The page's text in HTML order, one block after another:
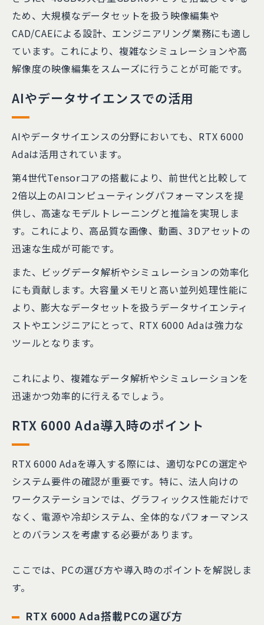
ため、大規模なデータセットを扱う映像編集や
CAD/CAEによる設計、エンジニアリング業務にも適し
ています。これにより、複雑なシミュレーションや高
解像度の映像編集をスムーズに行うことが可能です。
AIやデータサイエンスでの活用
AIやデータサイエンスの分野においても、RTX 6000
Adaは活用されています。
第4世代Tensorコアの搭載により、前世代と比較して
2倍以上のAIコンピューティングパフォーマンスを提
供し、高速なモデルトレーニングと推論を実現しま
す。これにより、高品質な画像、動画、3Dアセットの
迅速な生成が可能です。
また、ビッグデータ解析やシミュレーションの効率化
にも貢献します。大容量メモリと高い並列処理性能に
より、膨大なデータセットを扱うデータサイエンティ
ストやエンジニアにとって、RTX 6000 Adaは強力な
ツールとなります。
これにより、複雑なデータ解析やシミュレーションを
迅速かつ効率的に行えるでしょう。
RTX 6000 Ada導入時のポイント
RTX 6000 Adaを導入する際には、適切なPCの選定や
システム要件の確認が重要です。特に、法人向けの
ワークステーションでは、グラフィックス性能だけで
なく、電源や冷却システム、全体的なパフォーマンス
とのバランスを考慮する必要があります。
ここでは、PCの選び方や導入時のポイントを解説しま
す。
RTX 6000 Ada搭載PCの選び方